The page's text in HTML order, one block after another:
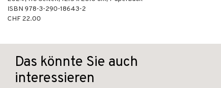
ISBN 978-3-290-18643-2
CHF 22.00
Das könnte Sie auch
interessieren